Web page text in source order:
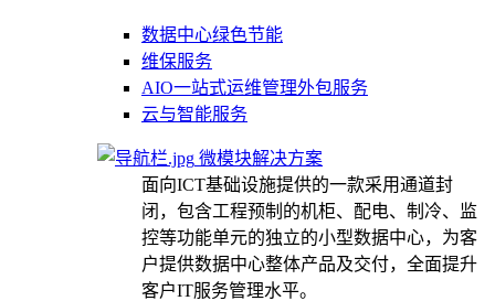
数据中心绿色节能
维保服务
AIO一站式运维管理外包服务
云与智能服务
微模块解决方案
面向ICT基础设施提供的一款采用通道封
闭，包含工程预制的机柜、配电、制冷、监
控等功能单元的独立的小型数据中心，为客
户提供数据中心整体产品及交付，全面提升
客户IT服务管理水平。